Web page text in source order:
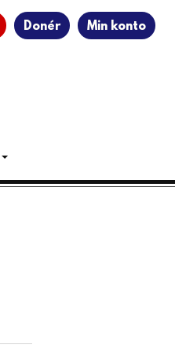
Donér Min konto